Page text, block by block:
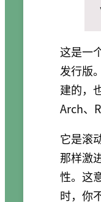
这是一
发行版。
建的，
Arch、
它是滚
那样激
性。这
时，你